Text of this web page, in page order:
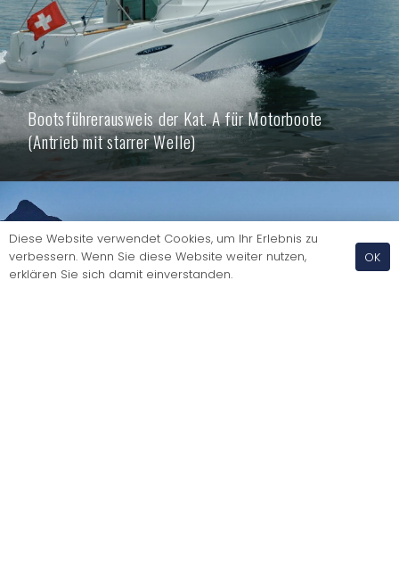
Bootsführerausweis der Kat. A für Motorboote
(Antrieb mit starrer Welle)
Diese Website verwendet Cookies, um Ihr Erlebnis zu
verbessern. Wenn Sie diese Website weiter nutzen,
erklären Sie sich damit einverstanden.
OK